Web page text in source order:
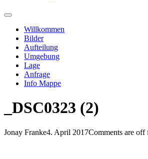
Willkommen
Bilder
Aufteilung
Umgebung
Lage
Anfrage
Info Mappe
_DSC0323 (2)
Jonay Franke4. April 2017Comments are off